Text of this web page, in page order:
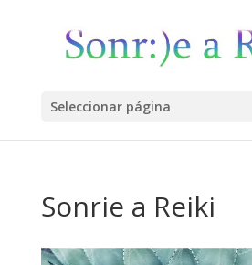
Seleccionar página
Sonrie a Reiki